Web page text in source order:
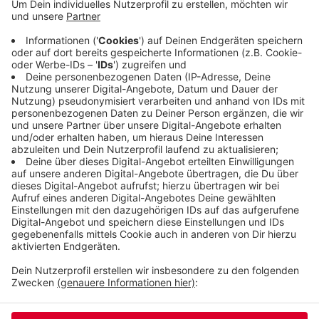
aus Fernseh- oder Internetpersönlichkeiten muss
Schweiz lösen, ähnlich der bekannten Escape-
Rooms. Sollte das Format erfolgreich sein, könnte
auch an anderen touristischen Orten gefilmt
werden.
Veröffentlicht:Mittwoch, 20.11.2024 06:36
Anzeige
Anzeige